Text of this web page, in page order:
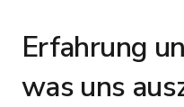
Erfahrung
was uns